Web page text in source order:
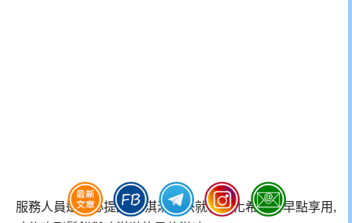
服務人員還貼心提醒,冰淇淋很快就會融化希望可早點享用,